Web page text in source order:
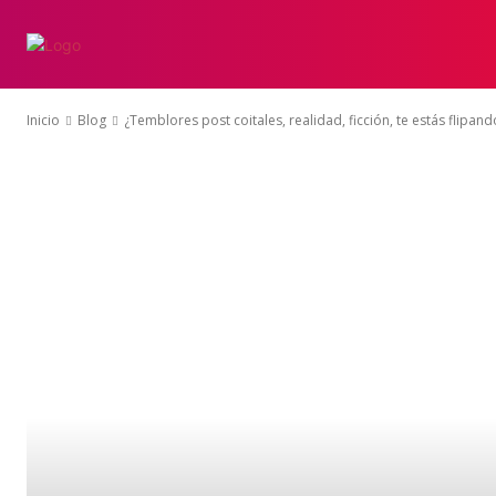
Inicio Blog ¿Temblores post coitales, realidad, ficción, te estás